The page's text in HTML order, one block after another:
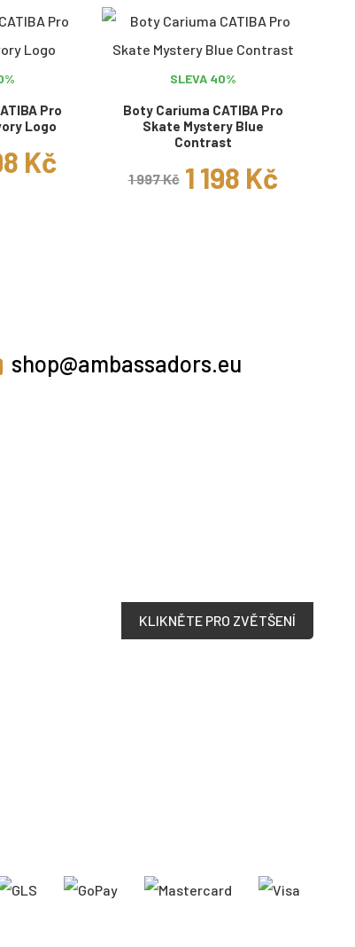
Pro
Logo
Kč
SLEVA 40%
Boty Cariuma CATIBA Pro
Skate Mystery Blue
Contrast
1 997 Kč 1 198 Kč
shop@ambassadors.eu
KLIKNĚTE PRO ZVĚTŠENÍ